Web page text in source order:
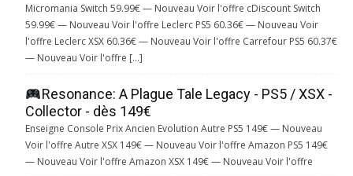
Micromania Switch 59.99€ — Nouveau Voir l'offre cDiscount Switch
59.99€ — Nouveau Voir l'offre Leclerc PS5 60.36€ — Nouveau Voir
l'offre Leclerc XSX 60.36€ — Nouveau Voir l'offre Carrefour PS5 60.37€
— Nouveau Voir l'offre […]
Resonance: A Plague Tale Legacy - PS5 / XSX -
Collector - dès 149€
Enseigne Console Prix Ancien Evolution Autre PS5 149€ — Nouveau
Voir l'offre Autre XSX 149€ — Nouveau Voir l'offre Amazon PS5 149€
— Nouveau Voir l'offre Amazon XSX 149€ — Nouveau Voir l'offre